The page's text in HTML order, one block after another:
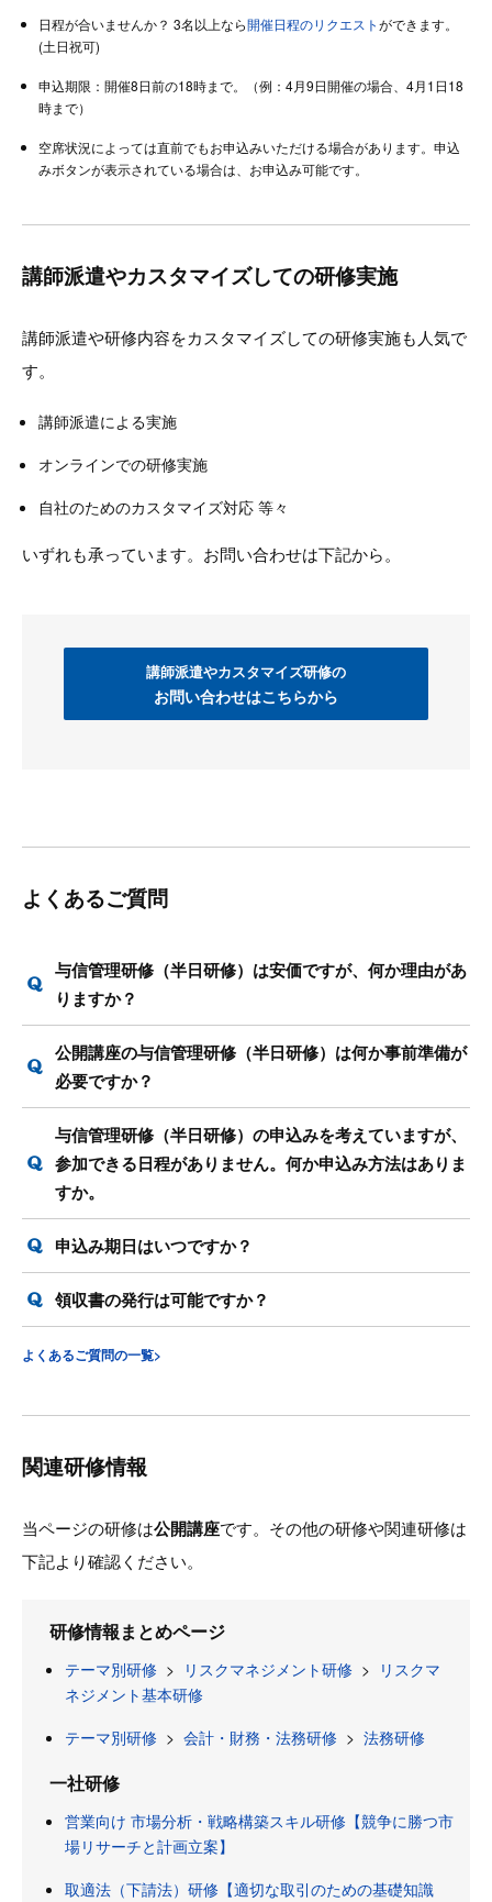
日程が合いませんか？ 3名以上なら開催日程のリクエストができます。
(土日祝可)
申込期限：開催8日前の18時まで。（例：4月9日開催の場合、4月1日18
時まで）
空席状況によっては直前でもお申込みいただける場合があります。申込
みボタンが表示されている場合は、お申込み可能です。
講師派遣やカスタマイズしての研修実施
講師派遣や研修内容をカスタマイズしての研修実施も人気で
す。
講師派遣による実施
オンラインでの研修実施
自社のためのカスタマイズ対応 等々
いずれも承っています。お問い合わせは下記から。
講師派遣やカスタマイズ研修の
お問い合わせはこちらから
よくあるご質問
与信管理研修（半日研修）は安価ですが、何か理由があ
りますか？
公開講座の与信管理研修（半日研修）は何か事前準備が
必要ですか？
与信管理研修（半日研修）の申込みを考えていますが、
参加できる日程がありません。何か申込み方法はありま
すか。
申込み期日はいつですか？
領収書の発行は可能ですか？
よくあるご質問の一覧>
関連研修情報
当ページの研修は公開講座です。その他の研修や関連研修は
下記より確認ください。
研修情報まとめページ
テーマ別研修 > リスクマネジメント研修 > リスクマ
ネジメント基本研修
テーマ別研修 > 会計・財務・法務研修 > 法務研修
一社研修
営業向け 市場分析・戦略構築スキル研修【競争に勝つ市
場リサーチと計画立案】
取適法（下請法）研修【適切な取引のための基礎知識